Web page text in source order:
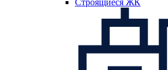
Строящиеся ЖК